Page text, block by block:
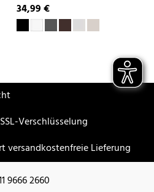
34,99 €
Verschlüsselung
versandkostenfreie Lieferung
9666 2660